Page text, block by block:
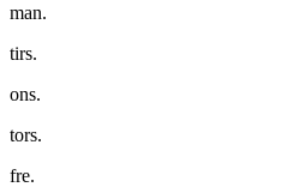
man.
tirs.
ons.
tors.
fre.